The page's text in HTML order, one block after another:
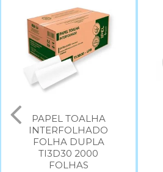
PAPEL TOALHA
INTERFOLHADO
FOLHA DUPLA
TI3D30 2000
FOLHAS